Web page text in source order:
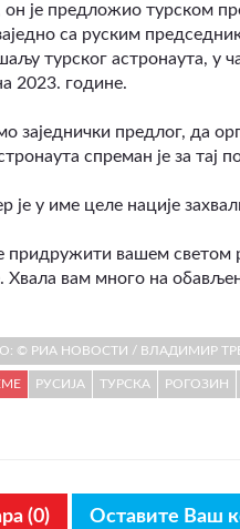
он је предложио турском
са руским
турског астронаута, у
2023. године.
заједнички предлог, да
спреман је за тај
је у име целе нације
придружити вашем светом
Хвала вам много на
© РИА НОВОСТИ / ВЛАДИМИР
РУСИЈА ТУРСКА РОГОЗИН
(0) Оставите Ваш